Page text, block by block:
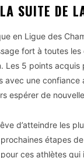
SUITE DE
en Ligue des
fort à toutes
Les 5 points
avec une
espérer de
d’atteindre les
étapes
ces athlètes